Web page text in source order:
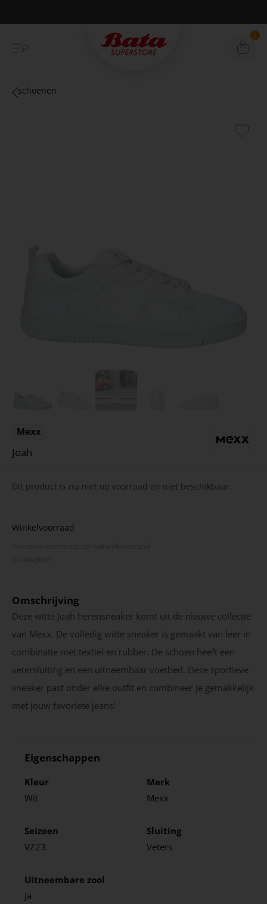
Betaal achteraf met Klarna 0
schoenen
Mexx
Joah
Dit product is nu niet op voorraad en niet beschikbaar.
Winkelvoorraad
Omschrijving
Deze witte Joah herensneaker komt uit de nieuwe collectie
van Mexx. De volledig witte sneaker is gemaakt van leer in
combinatie met textiel en rubber. De schoen heeft een
vetersluiting en een uitneembaar voetbed. Deze sportieve
sneaker past onder elke outfit en combineer je gemakkelijk
met jouw favoriete jeans!
Eigenschappen
Kleur
Wit
Merk
Mexx
Seizoen
VZ23
Sluiting
Veters
Uitneembare zool
Ja